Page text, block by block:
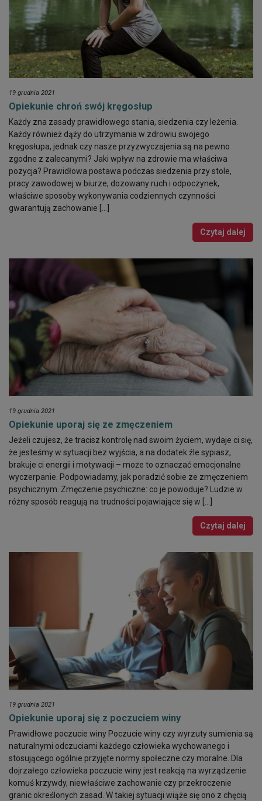
19 grudnia 2021
Opiekunie chroń swój kręgosłup
Każdy zna zasady prawidłowego stania, siedzenia czy leżenia.
Każdy również dąży do utrzymania w zdrowiu swojego
kręgosłupa, jednak czy nasze przyzwyczajenia są na pewno
zgodne z zalecanymi? Jaki wpływ na zdrowie ma właściwa
pozycja? Prawidłowa postawa podczas siedzenia przy stole,
pracy zawodowej w biurze, dozowany ruch i odpoczynek,
właściwe sposoby wykonywania codziennych czynności
gwarantują zachowanie […]
Czytaj dalej
19 grudnia 2021
Opiekunie uporaj się ze zmęczeniem
Jeżeli czujesz, że tracisz kontrolę nad swoim życiem, wydaje ci się,
że jesteśmy w sytuacji bez wyjścia, a na dodatek źle sypiasz,
brakuje ci energii i motywacji – może to oznaczać emocjonalne
wyczerpanie. Podpowiadamy, jak poradzić sobie ze zmęczeniem
psychicznym. Zmęczenie psychiczne: co je powoduje? Ludzie w
różny sposób reagują na trudności pojawiające się w […]
Czytaj dalej
19 grudnia 2021
Opiekunie uporaj się z poczuciem winy
Prawidłowe poczucie winy Poczucie winy czy wyrzuty sumienia są
naturalnymi odczuciami każdego człowieka wychowanego i
stosującego ogólnie przyjęte normy społeczne czy moralne. Dla
dojrzałego człowieka poczucie winy jest reakcją na wyrządzenie
komuś krzywdy, niewłaściwe zachowanie czy przekroczenie
granic określonych zasad. W takiej sytuacji wiąże się ono z chęcią